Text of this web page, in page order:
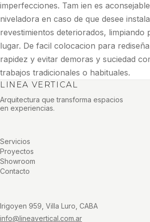
imperfecciones. Tam ien es
niveladora en caso de que desee
revestimientos deteriorados, limpiando
lugar. De facil colocacion para
rapidez y evitar demoras y suciedad
trabajos tradicionales o habituales.
LINEA VERTICAL
Arquitectura que transforma espacios
en experiencias.
Servicios
Proyectos
Showroom
Contacto
Irigoyen 959, Villa Luro, CABA
info@lineavertical.com.ar